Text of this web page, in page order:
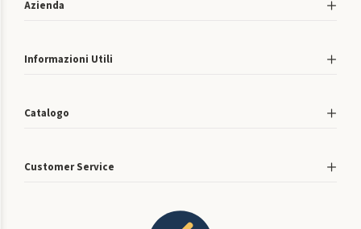
Azienda
Informazioni Utili
Catalogo
Customer Service